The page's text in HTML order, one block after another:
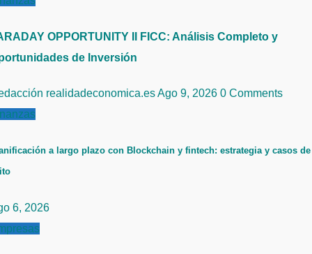
OPPORTUNITY II FICC: Análisis Completo y
de Inversión
realidadeconomica.esAgo 9, 2026 0 Comments
a largo plazo con Blockchain y fintech: estrategia y casos de
6, 2026